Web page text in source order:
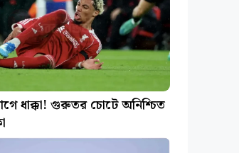
ধাক্কা! গুরুতর চোটে অনিশ্চিত